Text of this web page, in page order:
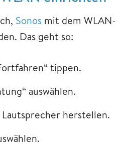
Sonos mit dem WLAN-
Das geht so:
tippen.
auswählen.
herstellen.